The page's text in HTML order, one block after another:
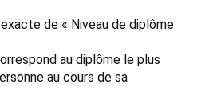
de « Niveau de diplôme
au diplôme le plus
au cours de sa